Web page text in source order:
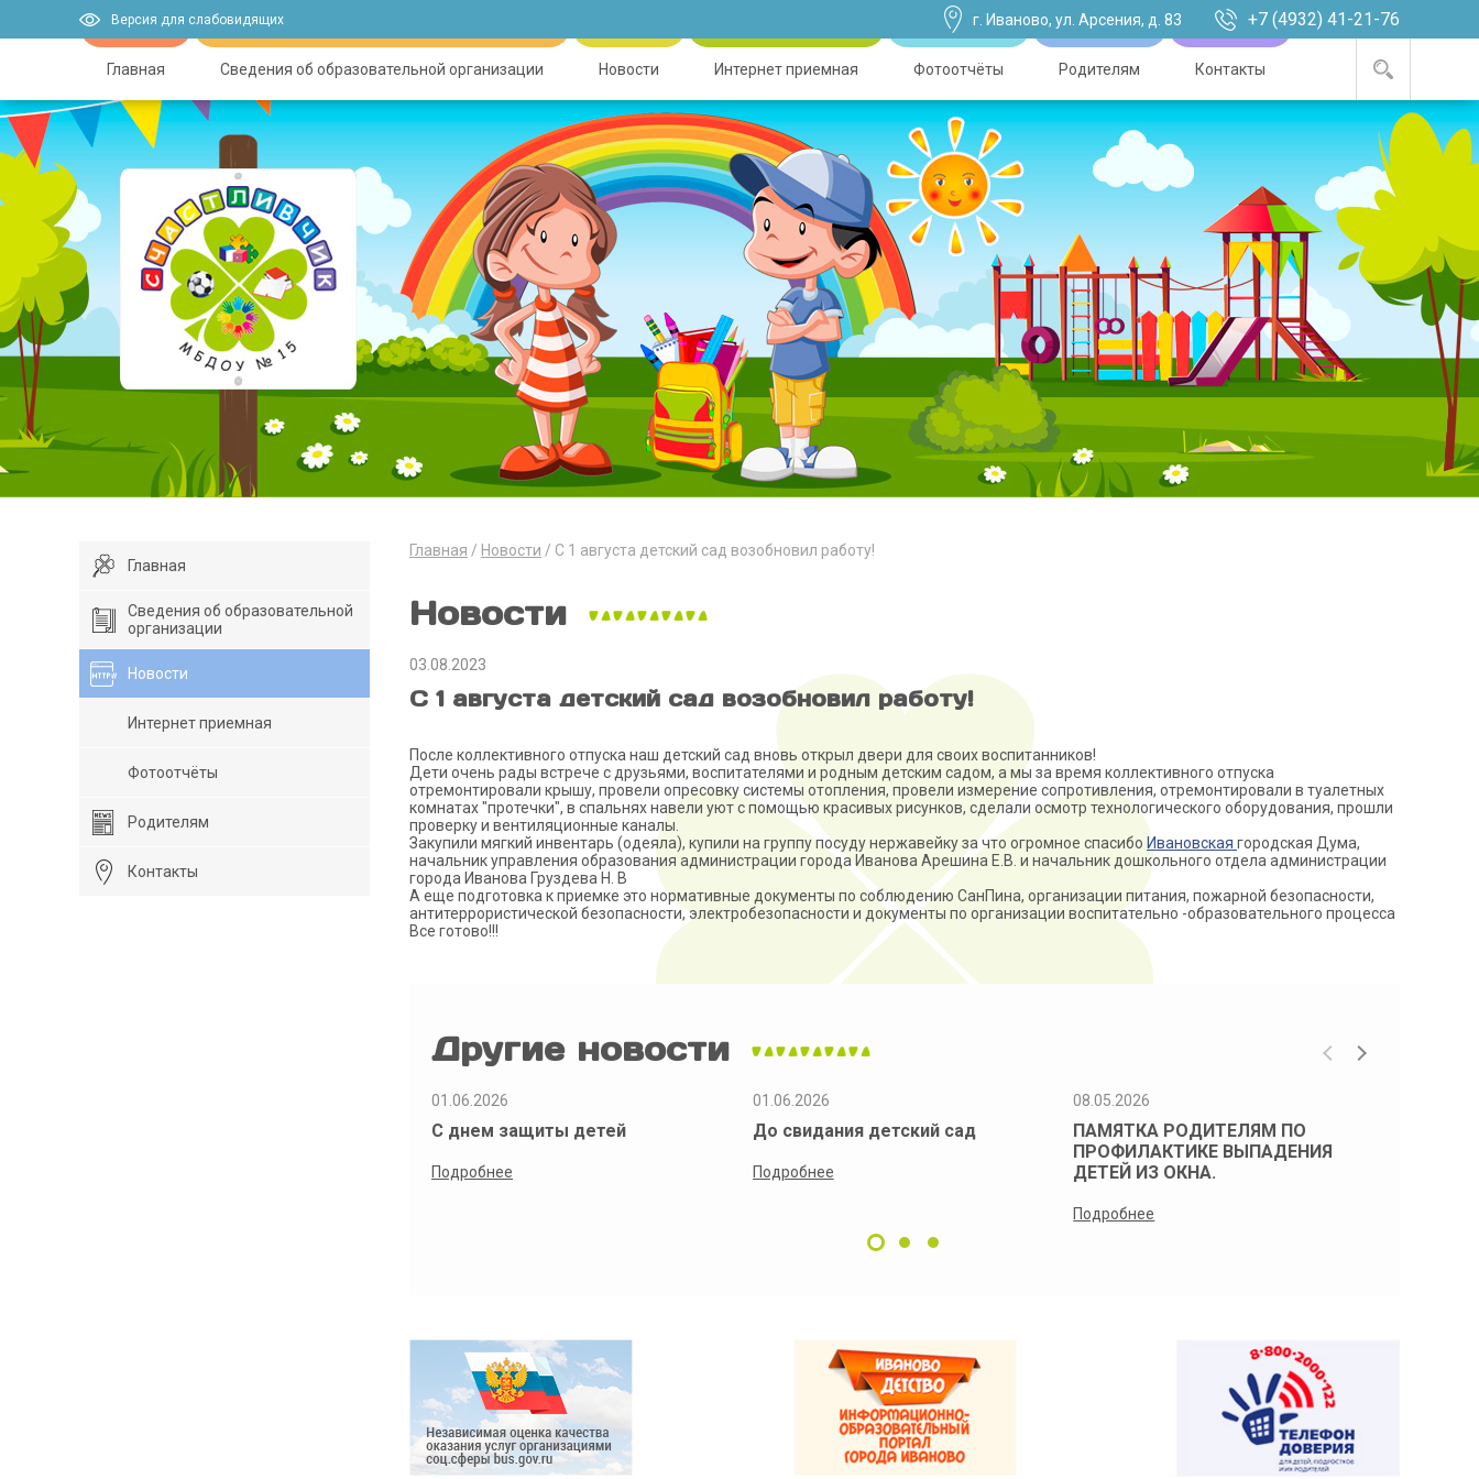
Версия для слабовидящих г. Иваново, ул. Арсения, д. 83 +7 (4932) 41-21-76
Главная Сведения об образовательной организации Новости Интернет приемная Фотоотчёты Родителям Контакты
Главная
Сведения об образовательной
организации
Новости
Интернет приемная
Фотоотчёты
Родителям
Контакты
Главная Новости С 1 августа детский сад возобновил работу!
Новости
03.08.2023
С 1 августа детский сад возобновил работу!
После коллективного отпуска наш детский сад вновь открыл двери для своих воспитанников!
Дети очень рады встрече с друзьями, воспитателями и родным детским садом, а мы за время коллективного отпуска
отремонтировали крышу, провели опресовку системы отопления, провели измерение сопротивления, отремонтировали в туалетных
комнатах "протечки", в спальняхнавели уют с помощью красивых рисунков, сделали осмотр технологического оборудования, прошли
проверку и вентиляционные каналы.
Закупили мягкий инвентарь (одеяла), купили на группу посуду нержавейку за что огромное спасибо Ивановская городская Дума,
начальник управления образования администрации города Иванова Арешина Е.В. и начальник дошкольного отдела администрации
города Иванова Груздева Н. В
А еще подготовка к приемке это нормативные документы по соблюдению СанПина, организации питания, пожарной безопасности,
антитеррористической безопасности, электробезопасности и документы по организации воспитательно -образовательного процесса
Все готово!!!
Другие новости
01.06.2026
С днем защиты детей
Подробнее
01.06.2026
До свидания детский сад
Подробнее
08.05.2026
ПАМЯТКА РОДИТЕЛЯМ ПО
ПРОФИЛАКТИКЕ ВЫПАДЕНИЯ
ДЕТЕЙ ИЗ ОКНА.
Подробнее